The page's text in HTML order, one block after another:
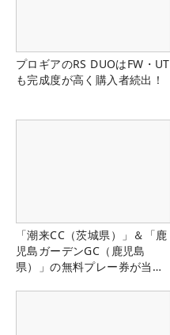
プロギアのRS DUOはFW・UT
も完成度が高く購入者続出！
「潮来CC（茨城県）」＆「鹿
児島ガーデンGC（鹿児島
県）」の無料プレー券が当た